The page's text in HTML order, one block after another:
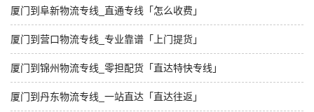
厦门到阜新物流专线_直通专线「怎么收费」
厦门到营口物流专线_专业靠谱「上门提货」
厦门到锦州物流专线_零担配货「直达特快专线」
厦门到丹东物流专线_一站直达「直达往返」